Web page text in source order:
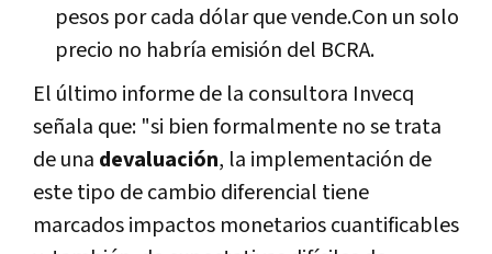
pesos por cada dólar que vende.Con un solo
precio no habría emisión del BCRA.
El último informe de la consultora Invecq
señala que: "si bien formalmente no se trata
de una devaluación, la implementación de
este tipo de cambio diferencial tiene
marcados impactos monetarios cuantificables